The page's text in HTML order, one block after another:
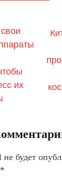
их
будет
*